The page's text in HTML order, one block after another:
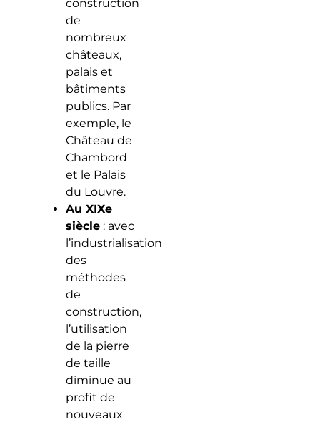
construction
de
nombreux
châteaux,
palais et
bâtiments
publics. Par
exemple, le
Château de
Chambord
et le Palais
du Louvre.
Au XIXe
siècle: avec
l’industrialisation
des
méthodes
de
construction,
l’utilisation
de la pierre
de taille
diminue au
profit de
nouveaux